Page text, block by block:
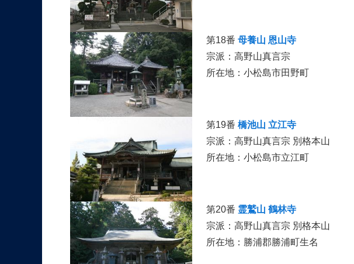
第18番 母養山 恩山寺
宗派：高野山真言宗
所在地：小松島市田野町
第19番 橋池山 立江寺
宗派：高野山真言宗 別格本山
所在地：小松島市立江町
第20番 霊鷲山 鶴林寺
宗派：高野山真言宗 別格本山
所在地：勝浦郡勝浦町生名